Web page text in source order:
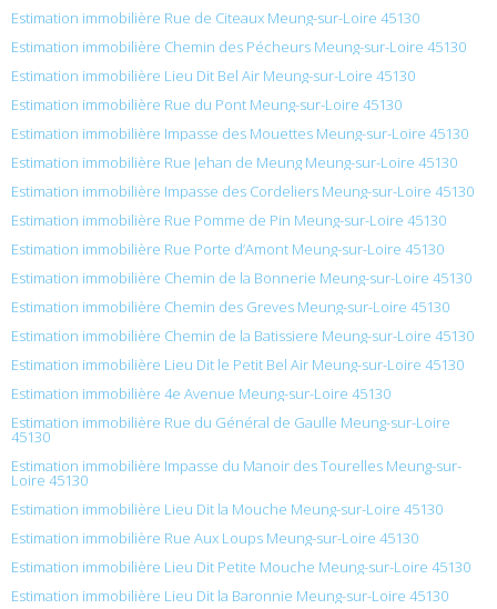
Estimation immobilière Rue de Citeaux Meung-sur-Loire 45130
Estimation immobilière Chemin des Pécheurs Meung-sur-Loire 45130
Estimation immobilière Lieu Dit Bel Air Meung-sur-Loire 45130
Estimation immobilière Rue du Pont Meung-sur-Loire 45130
Estimation immobilière Impasse des Mouettes Meung-sur-Loire 45130
Estimation immobilière Rue Jehan de Meung Meung-sur-Loire 45130
Estimation immobilière Impasse des Cordeliers Meung-sur-Loire 45130
Estimation immobilière Rue Pomme de Pin Meung-sur-Loire 45130
Estimation immobilière Rue Porte d’Amont Meung-sur-Loire 45130
Estimation immobilière Chemin de la Bonnerie Meung-sur-Loire 45130
Estimation immobilière Chemin des Greves Meung-sur-Loire 45130
Estimation immobilière Chemin de la Batissiere Meung-sur-Loire 45130
Estimation immobilière Lieu Dit le Petit Bel Air Meung-sur-Loire 45130
Estimation immobilière 4e Avenue Meung-sur-Loire 45130
Estimation immobilière Rue du Général de Gaulle Meung-sur-Loire
45130
Estimation immobilière Impasse du Manoir des Tourelles Meung-sur-
Loire 45130
Estimation immobilière Lieu Dit la Mouche Meung-sur-Loire 45130
Estimation immobilière Rue Aux Loups Meung-sur-Loire 45130
Estimation immobilière Lieu Dit Petite Mouche Meung-sur-Loire 45130
Estimation immobilière Lieu Dit la Baronnie Meung-sur-Loire 45130